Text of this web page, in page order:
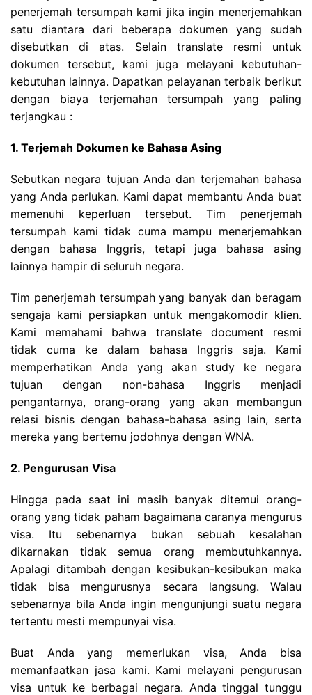
penerjemah tersumpah kami jika ingin menerjemahkan
satu diantara dari beberapa dokumen yang sudah
disebutkan di atas. Selain translate resmi untuk
dokumen tersebut, kami juga melayani kebutuhan-
kebutuhan lainnya. Dapatkan pelayanan terbaik berikut
dengan biaya terjemahan tersumpah yang paling
terjangkau :
1. Terjemah Dokumen ke Bahasa Asing
Sebutkan negara tujuan Anda dan terjemahan bahasa
yang Anda perlukan. Kami dapat membantu Anda buat
memenuhi keperluan tersebut. Tim penerjemah
tersumpah kami tidak cuma mampu menerjemahkan
dengan bahasa Inggris, tetapi juga bahasa asing
lainnya hampir di seluruh negara.
Tim penerjemah tersumpah yang banyak dan beragam
sengaja kami persiapkan untuk mengakomodir klien.
Kami memahami bahwa translate document resmi
tidak cuma ke dalam bahasa Inggris saja. Kami
memperhatikan Anda yang akan study ke negara
tujuan dengan non-bahasa Inggris menjadi
pengantarnya, orang-orang yang akan membangun
relasi bisnis dengan bahasa-bahasa asing lain, serta
mereka yang bertemu jodohnya dengan WNA.
2. Pengurusan Visa
Hingga pada saat ini masih banyak ditemui orang-
orang yang tidak paham bagaimana caranya mengurus
visa. Itu sebenarnya bukan sebuah kesalahan
dikarnakan tidak semua orang membutuhkannya.
Apalagi ditambah dengan kesibukan-kesibukan maka
tidak bisa mengurusnya secara langsung. Walau
sebenarnya bila Anda ingin mengunjungi suatu negara
tertentu mesti mempunyai visa.
Buat Anda yang memerlukan visa, Anda bisa
memanfaatkan jasa kami. Kami melayani pengurusan
visa untuk ke berbagai negara. Anda tinggal tunggu